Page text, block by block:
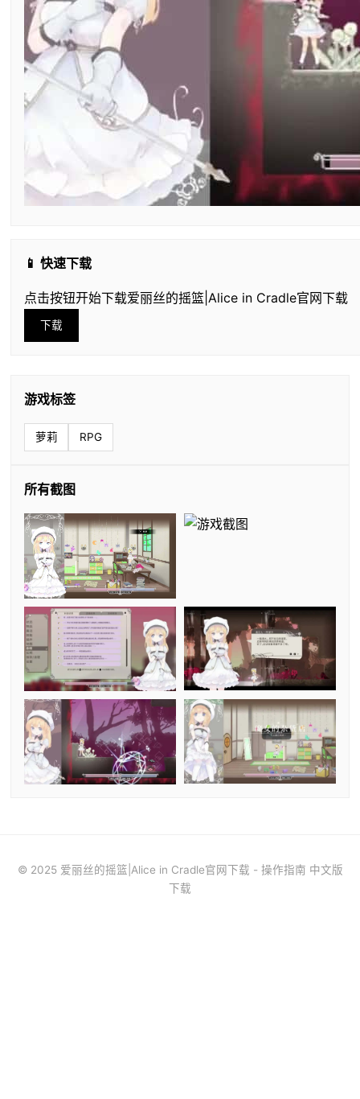
📱 快速下载
点击按钮开始下载爱丽丝的摇篮|Alice in Cradle官网下载
下载
游戏标签
萝莉 RPG
所有截图
© 2025 爱丽丝的摇篮|Alice in Cradle官网下载 - 操作指南 中文版
下载